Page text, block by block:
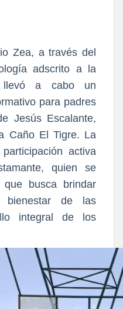
Zea, a través del
adscrito a la
llevó a cabo un
para padres
Jesús Escalante,
Caño El Tigre. La
activa
quien se
busca brindar
bienestar de las
integral de los